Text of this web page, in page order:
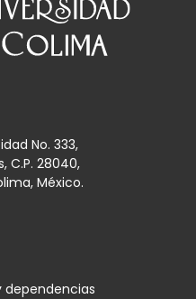
No. 333,
C.P. 28040,
México.
dependencias